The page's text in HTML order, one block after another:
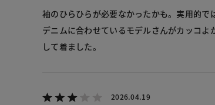
袖のひらひらが必要なかったかも。実用的で
デニムに合わせているモデルさんがカッコよ
して着ました。
2026.04.19